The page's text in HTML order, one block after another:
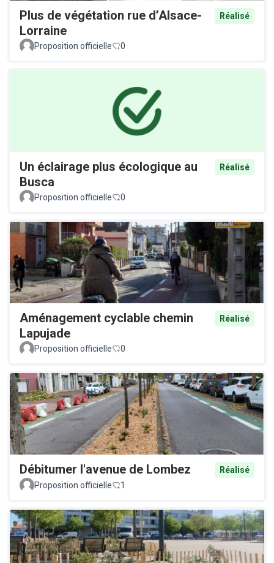
Plus de végétation rue d’Alsace-
Lorraine
Réalisé
Proposition officielle 0
Un éclairage plus écologique au
Busca
Réalisé
Proposition officielle 0
Aménagement cyclable chemin
Lapujade
Réalisé
Proposition officielle 0
Débitumer l'avenue de Lombez
Réalisé
Proposition officielle
1